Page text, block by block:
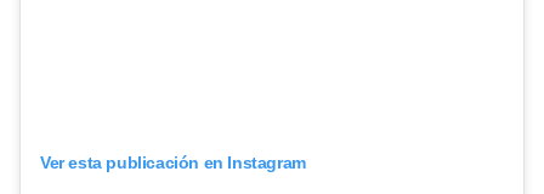
Ver esta publicación en Instagram